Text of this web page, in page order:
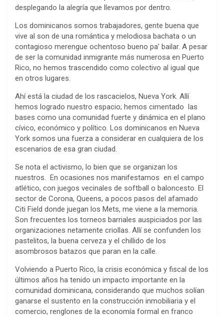
desplegando la alegría que llevamos por dentro.
Los dominicanos somos trabajadores, gente buena que
vive al son de una romántica y melodiosa bachata o un
contagioso merengue ochentoso bueno pa’ bailar. A pesar
de ser la comunidad inmigrante más numerosa en Puerto
Rico, no hemos trascendido como colectivo al igual que
en otros lugares.
Ahí está la ciudad de los rascacielos, Nueva York. Allí
hemos logrado nuestro espacio; hemos cimentado las
bases como una comunidad fuerte y dinámica en el plano
cívico, económico y político. Los dominicanos en Nueva
York somos una fuerza a considerar en cualquiera de los
escenarios de esa gran ciudad.
Se nota el activismo, lo bien que se organizan los
nuestros. En ocasiones nos manifestamos en el campo
atlético, con juegos vecinales de softball o baloncesto. El
sector de Corona, Queens, a pocos pasos del afamado
Citi Field donde juegan los Mets, me viene a la memoria.
Son frecuentes los torneos barriales auspiciados por las
organizaciones netamente criollas. Allí se confunden los
pastelitos, la buena cerveza y el chillido de los
asombrosos batazos que paran en la calle.
Volviendo a Puerto Rico, la crisis económica y fiscal de los
últimos años ha tenido un impacto importante en la
comunidad dominicana, considerando que muchos solían
ganarse el sustento en la construcción inmobiliaria y el
comercio, renglones de la economía formal en franco